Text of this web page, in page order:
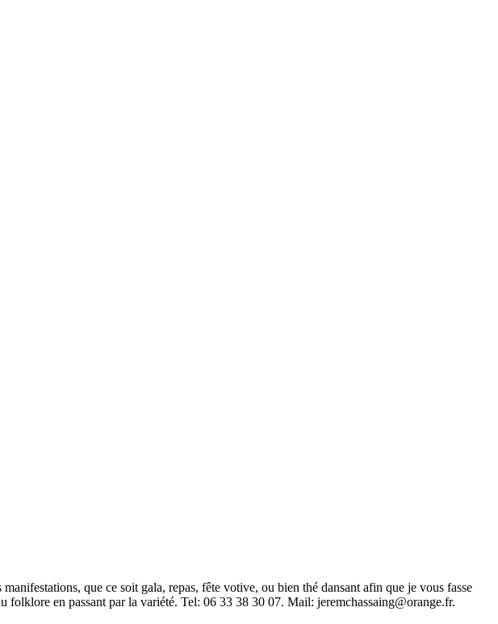
que ce soit gala, repas, fête votive, ou bien thé dansant afin que je vous fasse
folklore en passant par la variété. Tel: 06 33 38 30 07. Mail: jeremchassaing@orange.fr.